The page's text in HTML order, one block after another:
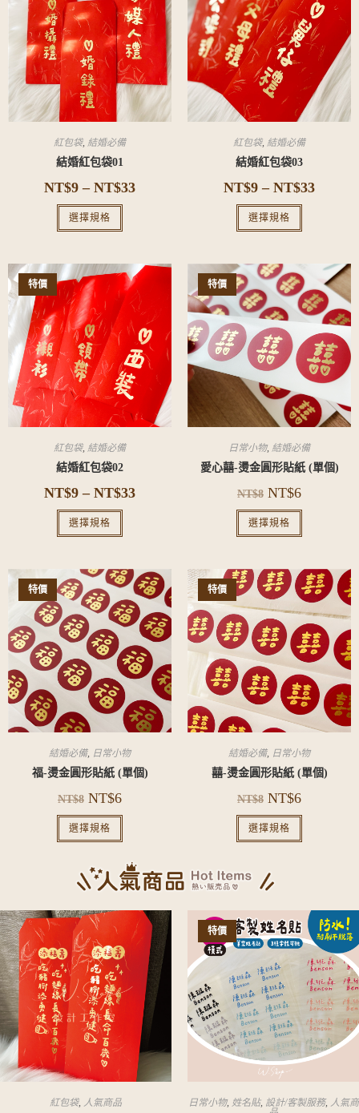
紅包袋, 結婚必備
結婚紅包袋01
NT$9 – NT$33
選擇規格
紅包袋, 結婚必備
結婚紅包袋03
NT$9 – NT$33
選擇規格
特價
紅包袋, 結婚必備
結婚紅包袋02
NT$9 – NT$33
選擇規格
特價
日常小物, 結婚必備
愛心囍-燙金圓形貼紙 (單個)
NT$8 NT$6
選擇規格
特價
結婚必備, 日常小物
福-燙金圓形貼紙 (單個)
NT$8 NT$6
選擇規格
特價
結婚必備, 日常小物
囍-燙金圓形貼紙 (單個)
NT$8 NT$6
選擇規格
紅包袋, 人氣商品
特價
日常小物, 姓名貼, 設計/客製服務, 人氣商